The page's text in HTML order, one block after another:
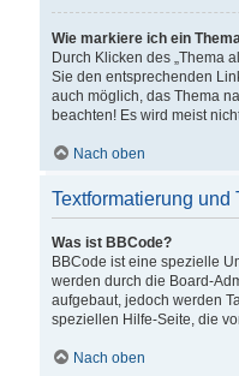
Wie markiere ich ein
Durch Klicken des „Thema
Sie den entsprechenden
auch möglich, das Thema
beachten! Es wird meist
Nach oben
Textformatierung und
Was ist BBCode?
BBCode ist eine spezielle
werden durch die Board-
aufgebaut, jedoch werden
speziellen Hilfe-Seite, die
Nach oben